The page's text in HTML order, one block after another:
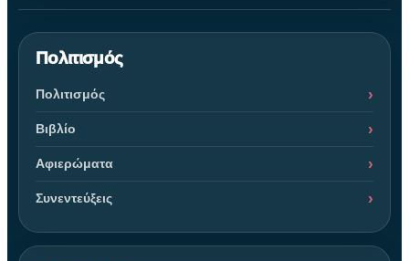
Πολιτισμός
Πολιτισμός
Βιβλίο
Αφιερώματα
Συνεντεύξεις